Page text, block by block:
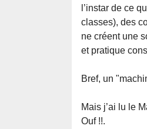
l’instar de ce
classes), des
ne créent une
et pratique
Bref, un
Mais j’ai lu le
Ouf !!.